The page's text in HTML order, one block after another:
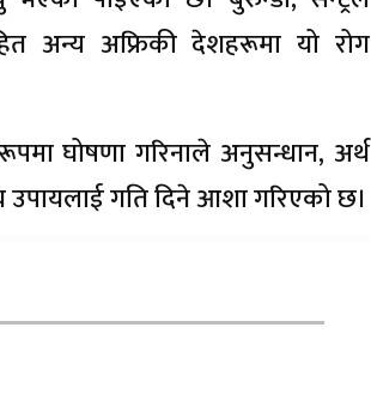
अन्य अफ्रिकी देशहरूमा यो रोग
घोषणा गरिनाले अनुसन्धान, अर्थ
उपायलाई गति दिने आशा गरिएको छ।